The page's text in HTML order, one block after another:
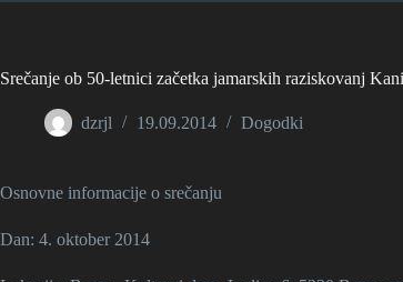
Srečanje ob 50-letnici začetka jamarskih raziskovanj
dzrjl 19.09.2014 Dogodki
Osnovne informacije o srečanju
Dan: 4. oktober 2014